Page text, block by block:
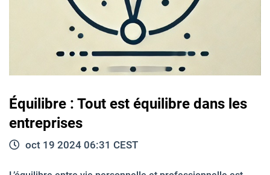
Équilibre : Tout est équilibre dans les
entreprises
oct 19 2024 06:31 CEST